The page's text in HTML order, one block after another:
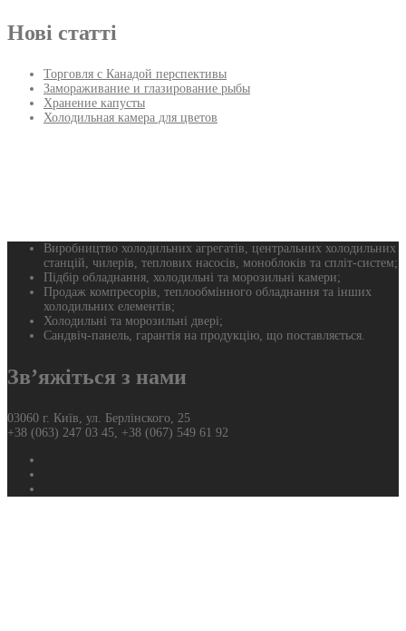
Нові статті
Торговля с Канадой перспективы
Замораживание и глазирование рыбы
Хранение капусты
Холодильная камера для цветов
Виробництво холодильних агрегатів, центральних холодильних
станцій, чилерів, теплових насосів, моноблоків та спліт-систем;
Підбір обладнання, холодильні та морозильні камери;
Продаж компресорів, теплообмінного обладнання та інших
холодильних елементів;
Холодильні та морозильні двері;
Сандвіч-панель, гарантія на продукцію, що поставляється.
Зв’яжіться з нами
03060 г. Київ, ул. Берлінского, 25
+38 (063) 247 03 45, +38 (067) 549 61 92